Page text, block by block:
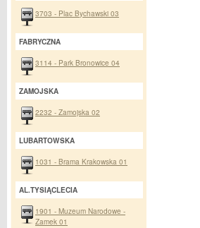
3703 - Plac Bychawski 03
FABRYCZNA
3114 - Park Bronowice 04
ZAMOJSKA
2232 - Zamojska 02
LUBARTOWSKA
1031 - Brama Krakowska 01
AL.TYSIĄCLECIA
1901 - Muzeum Narodowe -
Zamek 01